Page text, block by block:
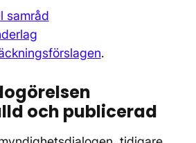
samråd
.
och publicerad